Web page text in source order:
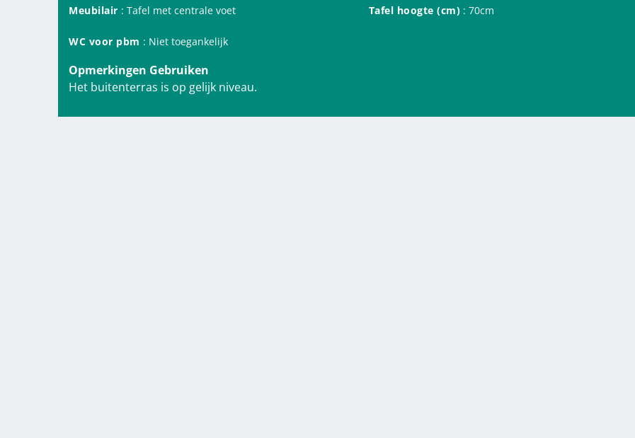
Meubilair : Tafel met centrale voet Tafel hoogte (cm) : 70cm
WC voor pbm : Niet toegankelijk
Opmerkingen Gebruiken
Het buitenterras is op gelijk niveau.